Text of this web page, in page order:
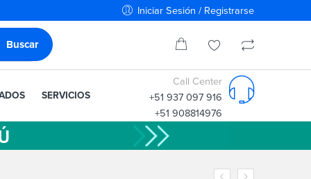
Iniciar Sesión / Registrarse
SERVICIOS
Call Center
+51 937 097 916
+51 908814976